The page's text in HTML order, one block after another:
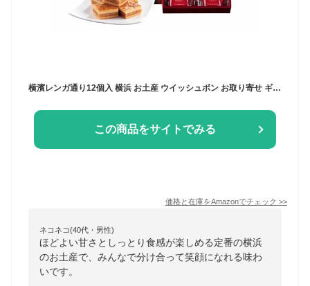
横濱レンガ通り12個入 横浜 お土産 ウイッシュボン お取り寄せ ギフト 贈答用 お菓子 焼菓子 お年賀 お中元 お歳暮 帰省土産 プレゼント お祝い
この商品をサイトでみる
価格と在庫をAmazonでチェック >>
ネコネコ(40代・男性)
ほどよい甘さとしっとり食感が楽しめる定番の横浜
のお土産で、みんなで分け合って笑顔になれる味わ
いです。